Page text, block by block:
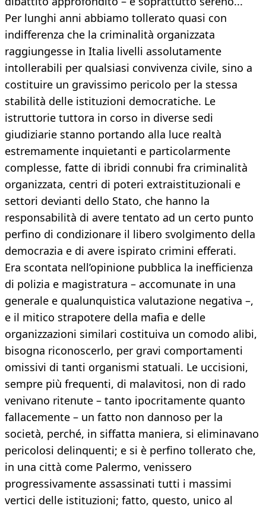
Per lunghi anni abbiamo tollerato quasi con
indifferenza che la criminalità organizzata
raggiungesse in Italia livelli assolutamente
intollerabili per qualsiasi convivenza civile, sino a
costituire un gravissimo pericolo per la stessa
stabilità delle istituzioni democratiche. Le
istruttorie tuttora in corso in diverse sedi
giudiziarie stanno portando alla luce realtà
estremamente inquietanti e particolarmente
complesse, fatte di ibridi connubi fra criminalità
organizzata, centri di poteri extraistituzionali e
settori devianti dello Stato, che hanno la
responsabilità di avere tentato ad un certo punto
perfino di condizionare il libero svolgimento della
democrazia e di avere ispirato crimini efferati.
Era scontata nell’opinione pubblica la inefficienza
di polizia e magistratura – accomunate in una
generale e qualunquistica valutazione negativa –,
e il mitico strapotere della mafia e delle
organizzazioni similari costituiva un comodo alibi,
bisogna riconoscerlo, per gravi comportamenti
omissivi di tanti organismi statuali. Le uccisioni,
sempre più frequenti, di malavitosi, non di rado
venivano ritenute – tanto ipocritamente quanto
fallacemente – un fatto non dannoso per la
società, perché, in siffatta maniera, si eliminavano
pericolosi delinquenti; e si è perfino tollerato che,
in una città come Palermo, venissero
progressivamente assassinati tutti i massimi
vertici delle istituzioni; fatto, questo, unico al